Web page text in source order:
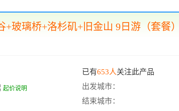
玻璃桥+洛杉矶+旧金山 9日游（套餐）
已有653人关注此产品
起价说明
出发城市：
结束城市：